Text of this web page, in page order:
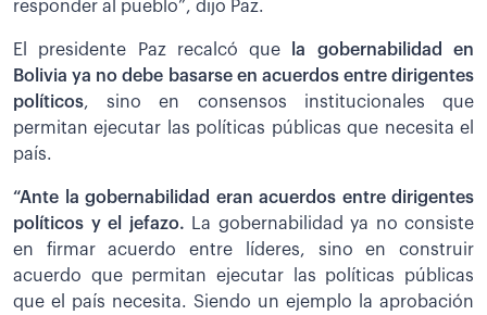
responder al pueblo”, dijo Paz.
El presidente Paz recalcó que la gobernabilidad en
Bolivia ya no debe basarse en acuerdos entre dirigentes
políticos, sino en consensos institucionales que
permitan ejecutar las políticas públicas que necesita el
país.
“Ante la gobernabilidad eran acuerdos entre dirigentes
políticos y el jefazo. La gobernabilidad ya no consiste
en firmar acuerdo entre líderes, sino en construir
acuerdo que permitan ejecutar las políticas públicas
que el país necesita. Siendo un ejemplo la aprobación